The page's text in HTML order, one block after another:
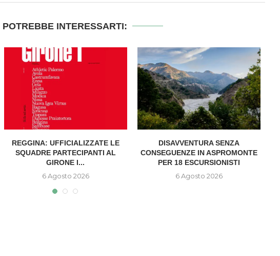
POTREBBE INTERESSARTI:
REGGINA: UFFICIALIZZATE LE
SQUADRE PARTECIPANTI AL
GIRONE I...
6 Agosto 2026
DISAVVENTURA SENZA
CONSEGUENZE IN ASPROMONTE
PER 18 ESCURSIONISTI
6 Agosto 2026